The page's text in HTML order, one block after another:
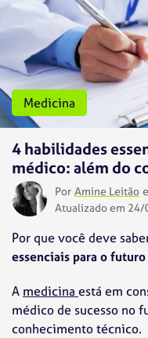
Medicina
4 habilidades
médico: além do
Por Amine Leitão
Atualizado em
Por que você deve
essenciais para o
A medicina está em
médico de sucesso no
conhecimento técnico.